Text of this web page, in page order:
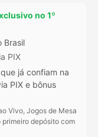
no 1º
Brasil
PIX
já confiam na
PIX e bônus
Vivo, Jogos de Mesa
depósito com